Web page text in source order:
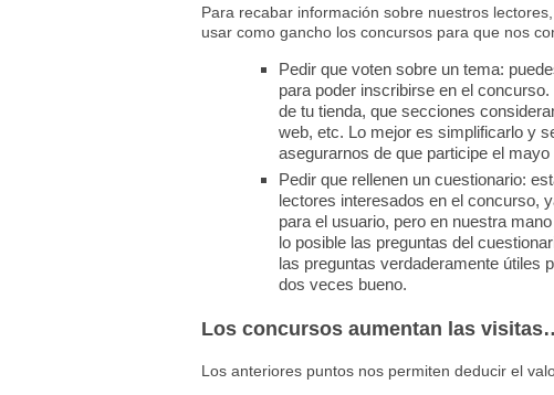
Para recabar información sobre nuestros
usar como gancho los concursos para que nos
Pedir que voten sobre un tema:
para poder inscribirse en el
de tu tienda, que secciones
web, etc. Lo mejor es simplificarlo y
asegurarnos de que participe el
Pedir que rellenen un cuestionario:
lectores interesados en el concurso,
para el usuario, pero en nuestra
lo posible las preguntas del
las preguntas verdaderamente útiles
dos veces bueno.
Los concursos aumentan las
Los anteriores puntos nos permiten deducir el